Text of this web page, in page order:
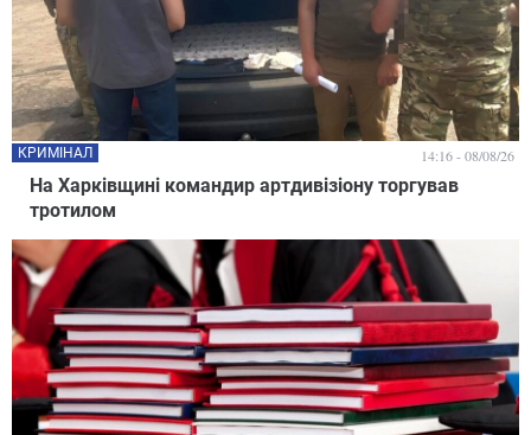
На Харківщині командир артдивізіону торгував
тротилом
КРИМІНАЛ 14:16 - 08/08/26